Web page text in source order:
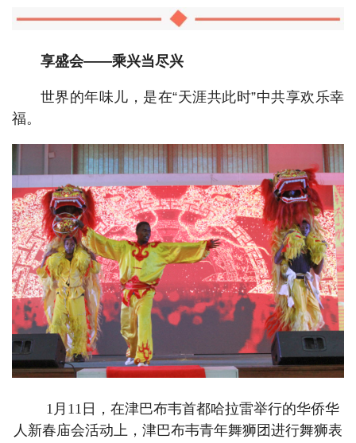
享盛会——乘兴当尽兴
世界的年味儿，是在“天涯共此时”中共享欢乐幸
福。
1月11日，在津巴布韦首都哈拉雷举行的华侨华
人新春庙会活动上，津巴布韦青年舞狮团进行舞狮表